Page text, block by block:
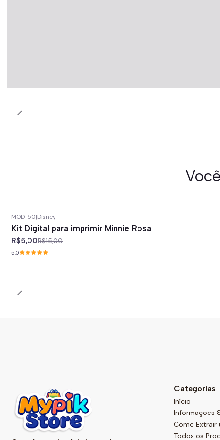
MOD-50|Disney
Kit Digital para imprimir Minnie Rosa
R$5,00R$15,00
5.0
Categorias
Início
Informações
Como Extrair
Todos os